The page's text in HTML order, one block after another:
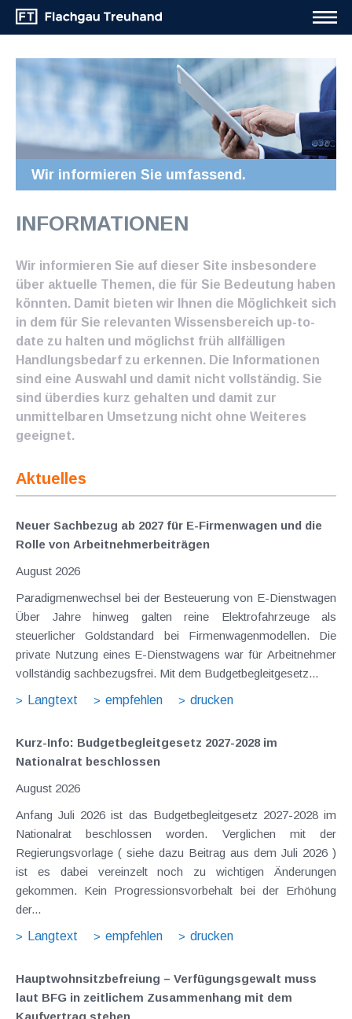
Wir informieren Sie umfassend.
INFORMATIONEN
Wir informieren Sie auf dieser Site insbesondere
über aktuelle Themen, die für Sie Bedeutung haben
könnten. Damit bieten wir Ihnen die Möglichkeit sich
in dem für Sie relevanten Wissensbereich up-to-
date zu halten und möglichst früh allfälligen
Handlungsbedarf zu erkennen. Die Informationen
sind eine Auswahl und damit nicht vollständig. Sie
sind überdies kurz gehalten und damit zur
unmittelbaren Umsetzung nicht ohne Weiteres
geeignet.
Aktuelles
Neuer Sachbezug ab 2027 für E-Firmenwagen und die
Rolle von Arbeitnehmer​­beiträgen
August 2026
Paradigmenwechsel bei der Besteuerung von E-Dienstwagen
Über Jahre hinweg galten reine Elektrofahrzeuge als
steuerlicher Goldstandard bei Firmenwagenmodellen. Die
private Nutzung eines E-Dienstwagens war für Arbeitnehmer
vollständig sachbezugsfrei. Mit dem Budgetbegleitgesetz...
Langtext
empfehlen drucken
Kurz-Info: Budgetbegleitgesetz 2027-2028 im
Nationalrat beschlossen
August 2026
Anfang Juli 2026 ist das Budgetbegleitgesetz 2027-2028 im
Nationalrat beschlossen worden. Verglichen mit der
Regierungsvorlage ( siehe dazu Beitrag aus dem Juli 2026 )
ist es dabei vereinzelt noch zu wichtigen Änderungen
gekommen. Kein Progressionsvorbehalt bei der Erhöhung
der...
Langtext
empfehlen drucken
Hauptwohnsitz​­befreiung – Verfügungsgewalt muss
laut BFG in zeitlichem Zusammenhang mit dem
Kaufvertrag stehen